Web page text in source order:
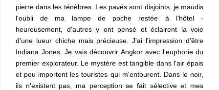
pierre dans les ténèbres. Les pavés sont disjoints, je maudis
l'oubli de ma lampe de poche restée à l'hôtel -
heureusement, d'autres y ont pensé et éclairent la voie
d'une lueur chiche mais précieuse. J'ai l'impression d'être
Indiana Jones. Je vais découvrir Angkor avec l'euphorie du
premier explorateur. Le mystère est tangible dans l'air épais
et peu importent les touristes qui m'entourent. Dans le noir,
ils n'existent pas, ma perception se fait sélective et mes